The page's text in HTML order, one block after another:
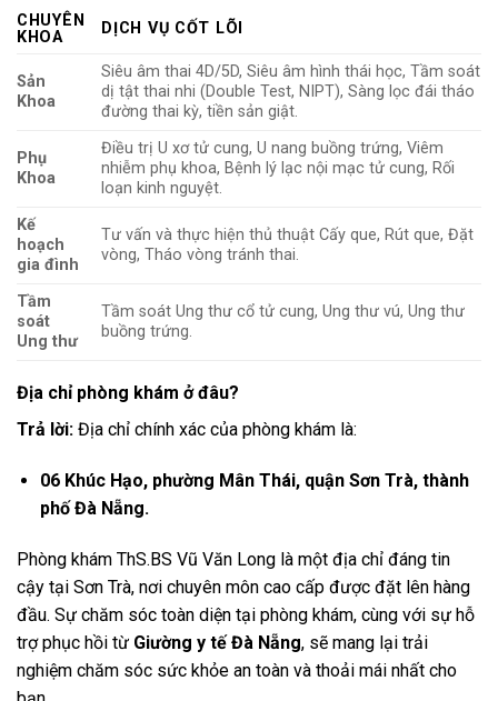
CHUYÊN
KHOA
DỊCH VỤ CỐT LÕI
Sản
Khoa
Siêu âm thai 4D/5D, Siêu âm hình thái học, Tầm soát
dị tật thai nhi (Double Test, NIPT), Sàng lọc đái tháo
đường thai kỳ, tiền sản giật.
Phụ
Khoa
Điều trị U xơ tử cung, U nang buồng trứng, Viêm
nhiễm phụ khoa, Bệnh lý lạc nội mạc tử cung, Rối
loạn kinh nguyệt.
Kế
hoạch
gia đình
Tư vấn và thực hiện thủ thuật Cấy que, Rút que, Đặt
vòng, Tháo vòng tránh thai.
Tầm
soát
Ung thư
Tầm soát Ung thư cổ tử cung, Ung thư vú, Ung thư
buồng trứng.
Địa chỉ phòng khám ở đâu?
Trả lời: Địa chỉ chính xác của phòng khám là:
06 Khúc Hạo, phường Mân Thái, quận Sơn Trà, thành
phố Đà Nẵng.
Phòng khám ThS.BS Vũ Văn Long là một địa chỉ đáng tin
cậy tại Sơn Trà, nơi chuyên môn cao cấp được đặt lên hàng
đầu. Sự chăm sóc toàn diện tại phòng khám, cùng với sự hỗ
trợ phục hồi từ Giường y tế Đà Nẵng, sẽ mang lại trải
nghiệm chăm sóc sức khỏe an toàn và thoải mái nhất cho